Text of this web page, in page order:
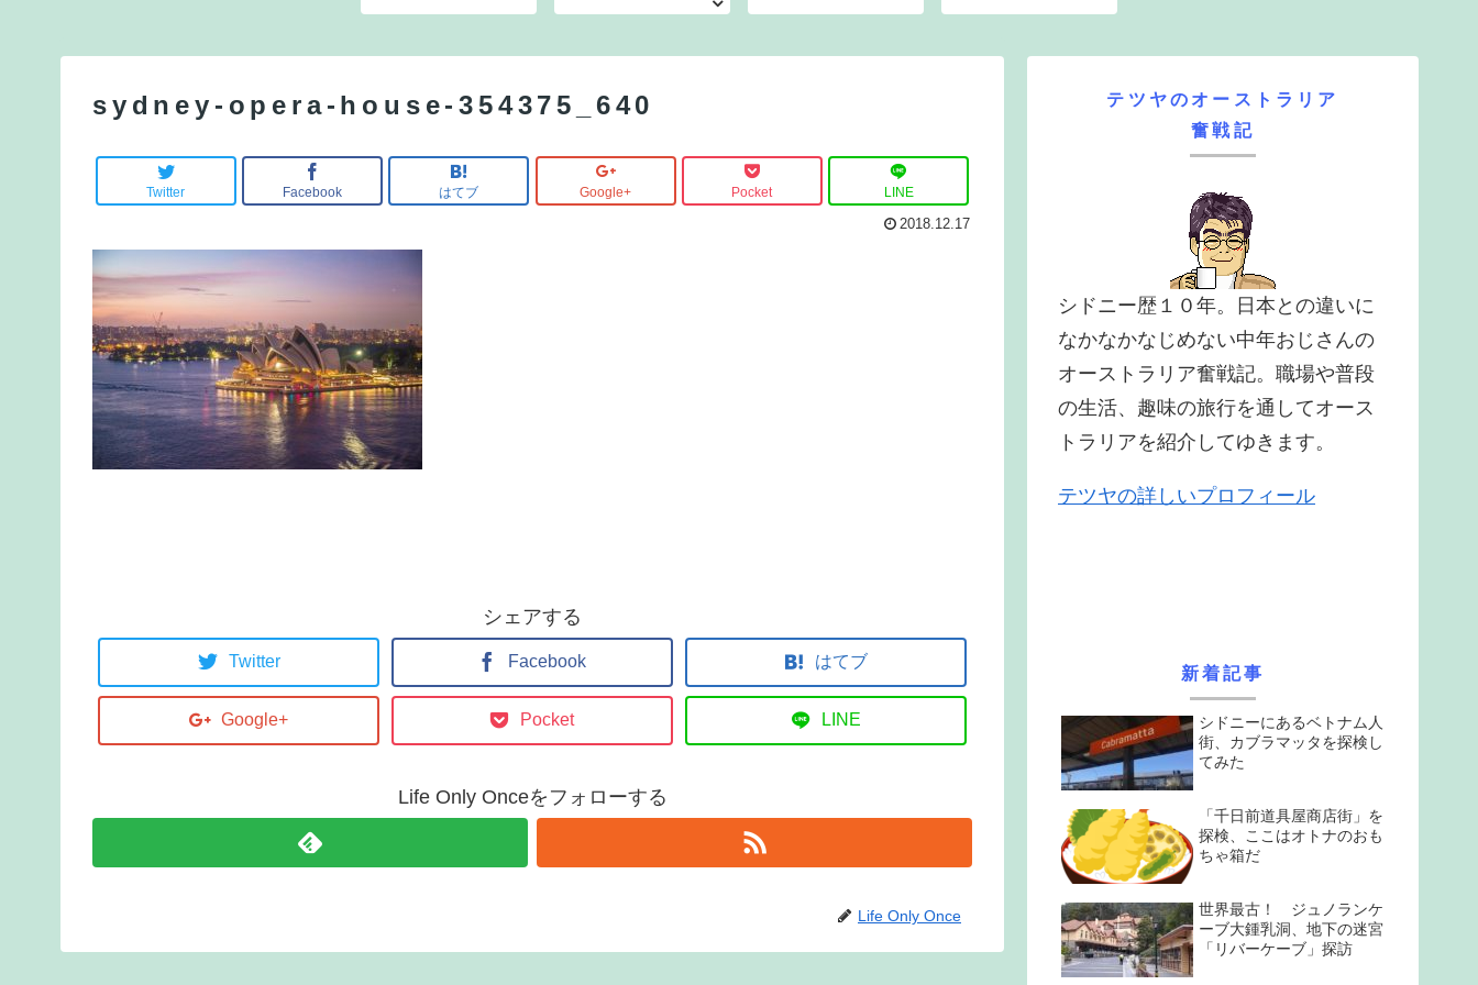
sydney-opera-house-354375_640
Twitter Facebook はてブ Google+ Pocket LINE
2018.12.17
シェアする
Twitter Facebook はてブ
Google+ Pocket LINE
Life Only Onceをフォローする
Life Only Once
テツヤのオーストラリア
奮戦記
シドニー歴１０年。日本との違いに
なかなかなじめない中年おじさんの
オーストラリア奮戦記。職場や普段
の生活、趣味の旅行を通してオース
トラリアを紹介してゆきます。
テツヤの詳しいプロフィール
新着記事
シドニーにあるベトナム人
街、カブラマッタを探検し
てみた
「千日前道具屋商店街」を
探検、ここはオトナのおも
ちゃ箱だ
世界最古！ ジュノランケ
ーブ大鍾乳洞、地下の迷宮
「リバーケーブ」探訪